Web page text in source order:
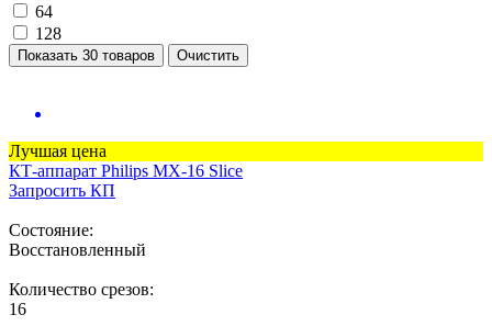
64
128
Показать 30 товаров Очистить
Лучшая цена
КТ-аппарат Philips MX-16 Slice
Запросить КП
Состояние:
Восстановленный
Количество срезов:
16